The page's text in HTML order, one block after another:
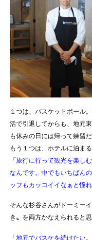
１つは、バスケットボール
活で引退してからも、地元
も休みの日には帰って練習
もう１つは、ホテルに泊ま
「 旅行に行って観光を楽し
なんです。中でもいちばん
ッフもカッコイイなぁと憧
そんな杉谷さんがドーミー
き〟を両方かなえられると
「地元でバスケを続けたい